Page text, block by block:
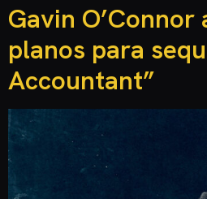
Gavin O’Connor
planos para
Accountant”